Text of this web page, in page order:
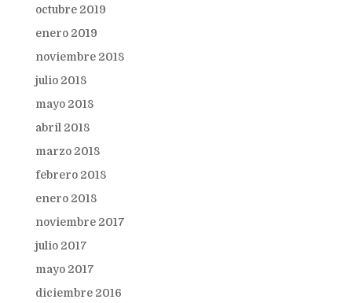
octubre 2019
enero 2019
noviembre 2018
julio 2018
mayo 2018
abril 2018
marzo 2018
febrero 2018
enero 2018
noviembre 2017
julio 2017
mayo 2017
diciembre 2016